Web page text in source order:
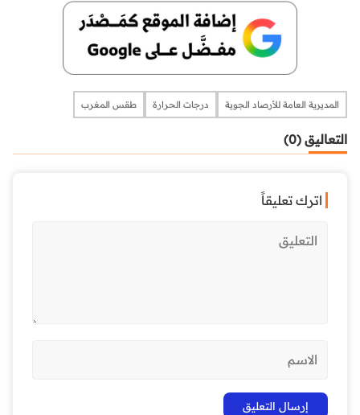
المديرية العامة للأرصاد الجوية درجات الحرارة طقس المغرب
التعاليق (0)
اترك تعليقاً